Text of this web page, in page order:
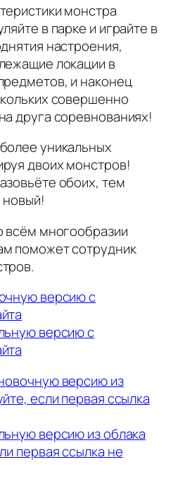
монстра
в парке и играйте в
настроения,
локации в
и наконец
совершенно
друга соревнованиях!
уникальных
двоих монстров!
обоих, тем
новый!
всём многообразии
поможет сотрудник
версию с
версию с
версию из
если первая ссылка
версию из облака
первая ссылка не